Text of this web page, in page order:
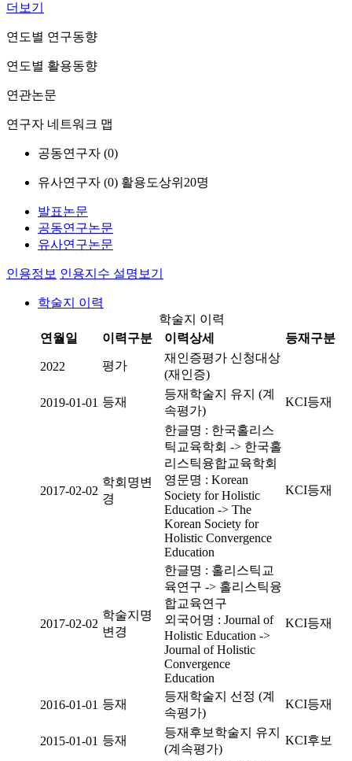
더보기
연도별 연구동향
연도별 활용동향
연관논문
연구자 네트워크 맵
공동연구자 (0)
유사연구자 (0) 활용도상위20명
발표논문
공동연구논문
유사연구논문
인용정보 인용지수 설명보기
학술지 이력
학술지 이력
연월일
이력구분 이력상세 등재구분
2022 평가
재인증평가 신청대상
(재인증)
2019-01-01 등재
등재학술지 유지 (계
속평가)
KCI등재
2017-02-02
학회명변
경
한글명 : 한국홀리스
틱교육학회 -> 한국홀
리스틱융합교육학회
영문명 : Korean
Society for Holistic
Education -> The
Korean Society for
Holistic Convergence
Education
KCI등재
2017-02-02
학술지명
변경
한글명 : 홀리스틱교
육연구 -> 홀리스틱융
합교육연구
외국어명 : Journal of
Holistic Education ->
Journal of Holistic
Convergence
Education
KCI등재
2016-01-01 등재
등재학술지 선정 (계
속평가)
KCI등재
2015-01-01 등재
등재후보학술지 유지
(계속평가)
KCI후보